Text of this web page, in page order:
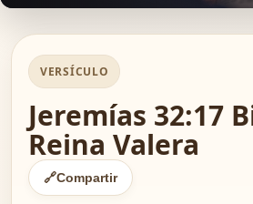
VERSÍCULO
Jeremías 32:17
Reina Valera
🔗Compartir